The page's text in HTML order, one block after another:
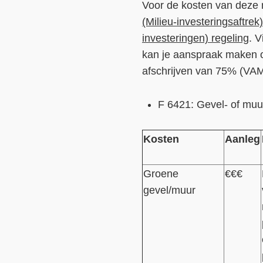
Voor de kosten van
(Milieu-
investeringen) regeling.
kan je aanspraak
afschrijven van 75%
F 6421: Gevel- of
Kosten Aanleg
Groene
gevel/muur
€€€